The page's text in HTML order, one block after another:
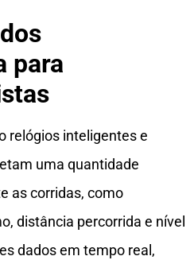
para
relógios inteligentes e
uma quantidade
as corridas, como
distância percorrida e nível
dados em tempo real,